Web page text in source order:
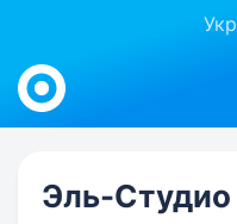
Work.ua
Эль-Студио